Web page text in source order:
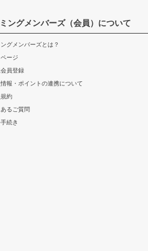
ングメンバーズ（会員）について
グメンバーズとは？
ージ
員登録
報・ポイントの連携について
約
あるご質問
続き